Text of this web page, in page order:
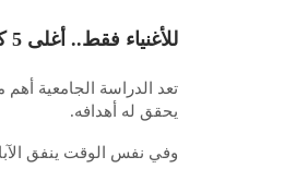
للأغنياء فقط.. أغلى 5 كليات في العالم
تعد الدراسة الجامعية
يحقق له أهدافه.
وفي نفس الوقت ينفق